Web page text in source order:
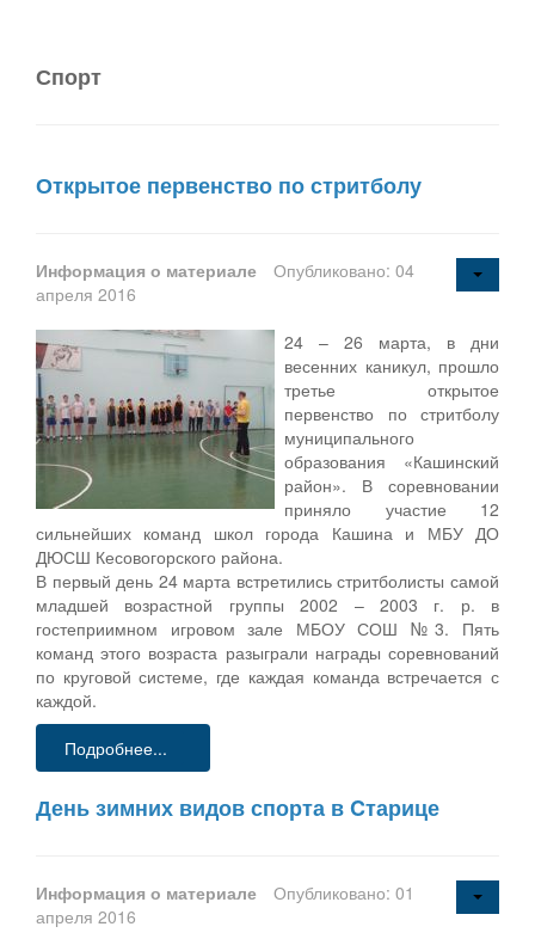
Спорт
Открытое первенство по стритболу
Информация о материале
Опубликовано: 04
апреля 2016
24 – 26 марта, в дни
весенних каникул, прошло
третье открытое
первенство по стритболу
муниципального
образования «Кашинский
район». В соревновании
приняло участие 12
сильнейших команд школ города Кашина и МБУ ДО
ДЮСШ Кесовогорского района.
В первый день 24 марта встретились стритболисты самой
младшей возрастной группы 2002 – 2003 г. р. в
гостеприимном игровом зале МБОУ СОШ №3. Пять
команд этого возраста разыграли награды соревнований
по круговой системе, где каждая команда встречается с
каждой.
Подробнее...
День зимних видов спорта в Cтарице
Информация о материале
Опубликовано: 01
апреля 2016